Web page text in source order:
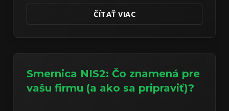
ČÍTAŤ VIAC
Smernica NIS2: Čo znamená pre
vašu firmu (a ako sa pripraviť)?